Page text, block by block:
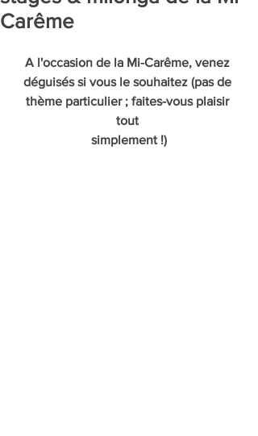
Carême
A l'occasion de la Mi-Carême, venez
déguisés si vous le souhaitez (pas de
thème particulier ; faites-vous plaisir
tout
simplement !)